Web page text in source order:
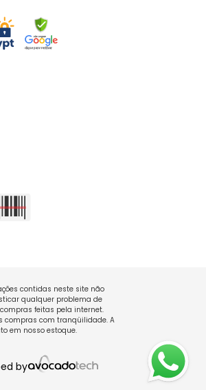
contidas neste site não
qualquer problema de
feitas pela internet.
compras com tranqüilidade. A
em nosso estoque.
by